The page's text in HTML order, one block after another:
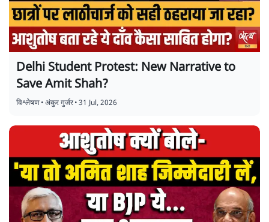
Delhi Student Protest: New Narrative to
Save Amit Shah?
विश्लेषण•अंकुर गुर्जर•31 Jul, 2026